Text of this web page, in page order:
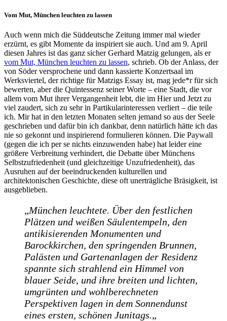
Vom Mut, München leuchten zu lassen
Auch wenn mich die Süddeutsche Zeitung immer mal wieder
erzürnt, es gibt Momente da inspiriert sie auch. Und am 9. April
diesen Jahres ist das ganz sicher Gerhard Matzig gelungen, als er
vom Mut, München leuchten zu lassen, schrieb. Ob der Anlass, der
von Söder versprochene und dann kassierte Konzertsaal im
Werksviertel, der richtige für Matzigs Essay ist, mag jede*r für sich
bewerten, aber die Quintessenz seiner Worte – eine Stadt, die vor
allem vom Mut ihrer Vergangenheit lebt, die im Hier und Jetzt zu
viel zaudert, sich zu sehr in Partikularinteressen verliert – die teile
ich. Mir hat in den letzten Monaten selten jemand so aus der Seele
geschrieben und dafür bin ich dankbar, denn natürlich hätte ich das
nie so gekonnt und inspirierend formulieren können. Die Paywall
(gegen die ich per se nichts einzuwenden habe) hat leider eine
größere Verbreitung verhindert, die Debatte über Münchens
Selbstzufriedenheit (und gleichzeitige Unzufriedenheit), das
Ausruhen auf der beeindruckenden kulturellen und
architektonischen Geschichte, diese oft unerträgliche Bräsigkeit, ist
ausgeblieben.
„München leuchtete. Über den festlichen
Plätzen und weißen Säulentempeln, den
antikisierenden Monumenten und
Barockkirchen, den springenden Brunnen,
Palästen und Gartenanlagen der Residenz
spannte sich strahlend ein Himmel von
blauer Seide, und ihre breiten und lichten,
umgrünten und wohlberechneten
Perspektiven lagen in dem Sonnendunst
eines ersten, schönen Junitags.„